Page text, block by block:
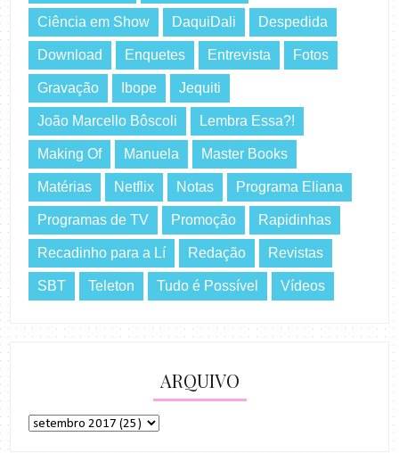
Ciência em Show DaquiDali Despedida
Download Enquetes Entrevista Fotos
Gravação Ibope Jequiti
João Marcello Bôscoli Lembra Essa?!
Making Of Manuela Master Books
Matérias Netflix Notas Programa Eliana
Programas de TV Promoção Rapidinhas
Recadinho para a Lí Redação Revistas
SBT Teleton Tudo é Possível Vídeos
ARQUIVO